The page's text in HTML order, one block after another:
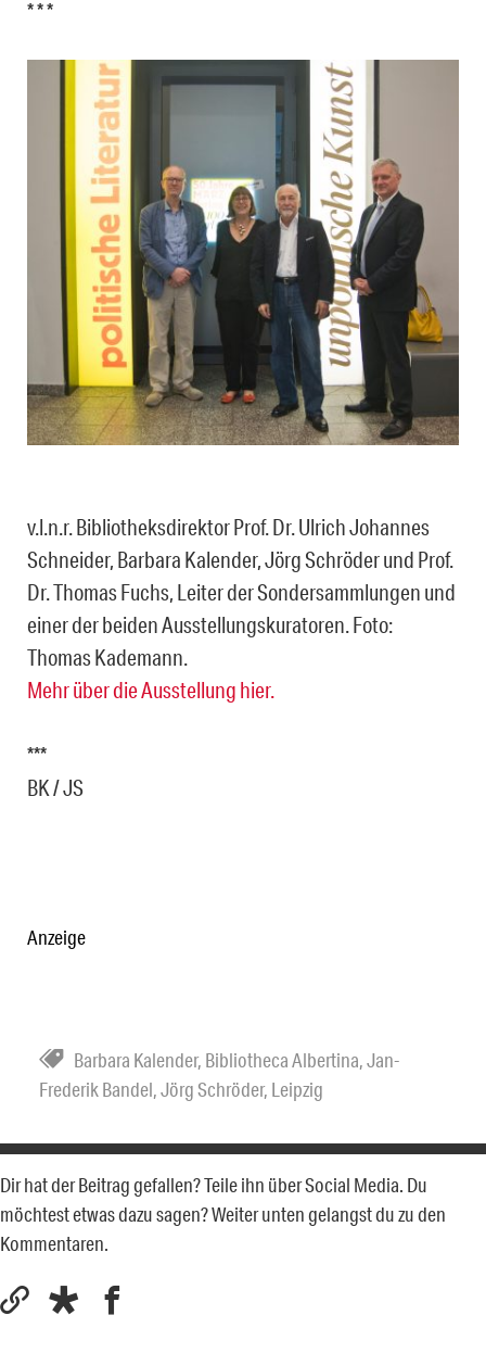
* * *
v.l.n.r. Bibliotheksdirektor Prof. Dr. Ulrich Johannes
Schneider, Barbara Kalender, Jörg Schröder und Prof.
Dr. Thomas Fuchs, Leiter der Sondersammlungen und
einer der beiden Ausstellungskuratoren. Foto:
Thomas Kademann.
Mehr über die Ausstellung hier.
***
BK / JS
Anzeige
Barbara Kalender, Bibliotheca Albertina,Jan-
Frederik Bandel,Jörg Schröder, Leipzig
Dir hat der Beitrag gefallen? Teile ihn über Social Media. Du
möchtest etwas dazu sagen? Weiter unten gelangst du zu den
Kommentaren.